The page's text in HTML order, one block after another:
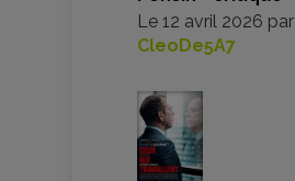
Le 12 avril 2026 par
CleoDe5A7